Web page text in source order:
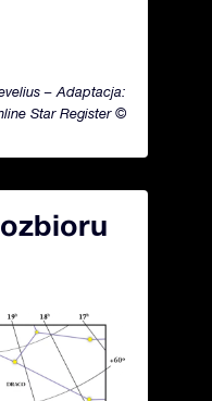
– Adaptacja:
Star Register ©